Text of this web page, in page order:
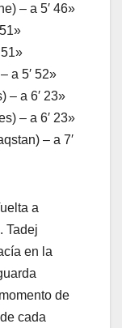
– a 5′ 46»
a 5′ 52»
– a 6′ 23»
– a 6′ 23»
– a 7′
a
Tadej
en la
de
cada